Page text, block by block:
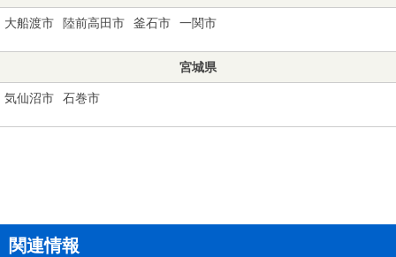
大船渡市 陸前高田市 釜石市 一関市
宮城県
気仙沼市 石巻市
関連情報